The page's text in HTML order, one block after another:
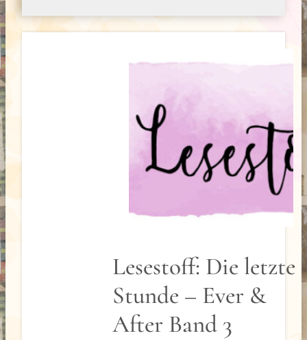
Lesestoff: Die letzte
Stunde – Ever &
After Band 3